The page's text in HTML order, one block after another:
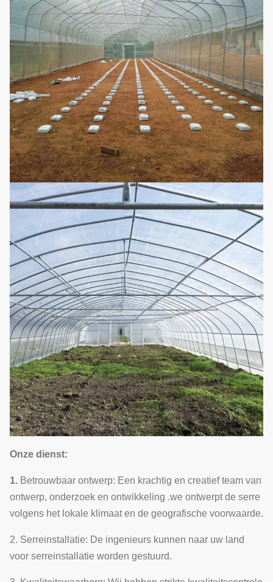
Onze dienst:
1. Betrouwbaar ontwerp: Een krachtig en creatief team van
ontwerp, onderzoek en ontwikkeling .we ontwerpt de serre
volgens het lokale klimaat en de geografische voorwaarde.
2. Serreinstallatie: De ingenieurs kunnen naar uw land
voor serreinstallatie worden gestuurd.